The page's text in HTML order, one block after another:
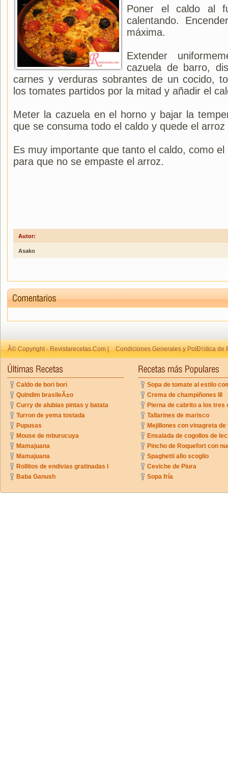
Poner el caldo al
calentando.
máxima.
Extender
cazuela de barro,
carnes y verduras sobrantes de un cocido,
los tomates partidos por la mitad y añadir el
Meter la cazuela en el horno y bajar la
que se consuma todo el caldo y quede el arroz
Es muy importante que tanto el caldo, como
para que no se empaste el arroz.
Autor:
Asako
Â© Copyright - Revistarecetas.Com | Condiciones Generales y PolÐ½tica de
Caldo de bori bori
Quindim brasileÃ±o
Curry de alubias pintas y batata
Turron de yema tostada
Pupusas
Mouse de mburucuya
Mamajuana
Mamajuana
Rollitos de endivias gratinadas I
Baba Ganush
Sopa de tomate al estilo
Crema de champiñones III
Pierna de cabrito a los tres
Tallarines de marisco
Mejillones con vinagreta
Ensalada de cogollos de
Pincho de Roquefort con
Spaghetti allo scoglio
Ceviche de Piura
Sopa fría